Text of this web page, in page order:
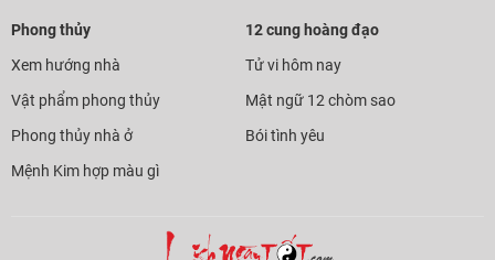
Phong thủy
Xem hướng nhà
Vật phẩm phong thủy
Phong thủy nhà ở
Mệnh Kim hợp màu gì
12 cung hoàng đạo
Tử vi hôm nay
Mật ngữ 12 chòm sao
Bói tình yêu